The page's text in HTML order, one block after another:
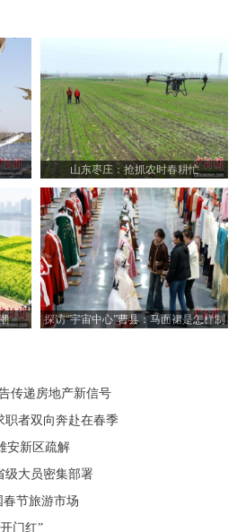
山东枣庄：抢抓农时春耕忙
探访“宇宙中心”曹县：马面裙是怎样制
传递房地产新信号
职者双向奔赴在春季
安新区疏解
级大员密集部署
节旅游市场
门红”